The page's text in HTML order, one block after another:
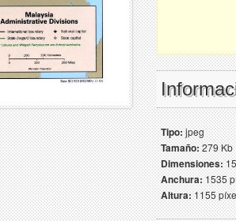
Tipo:jpeg
Tamaño:279 Kb
Dimensiones:
Anchura:1535
Altura:1155